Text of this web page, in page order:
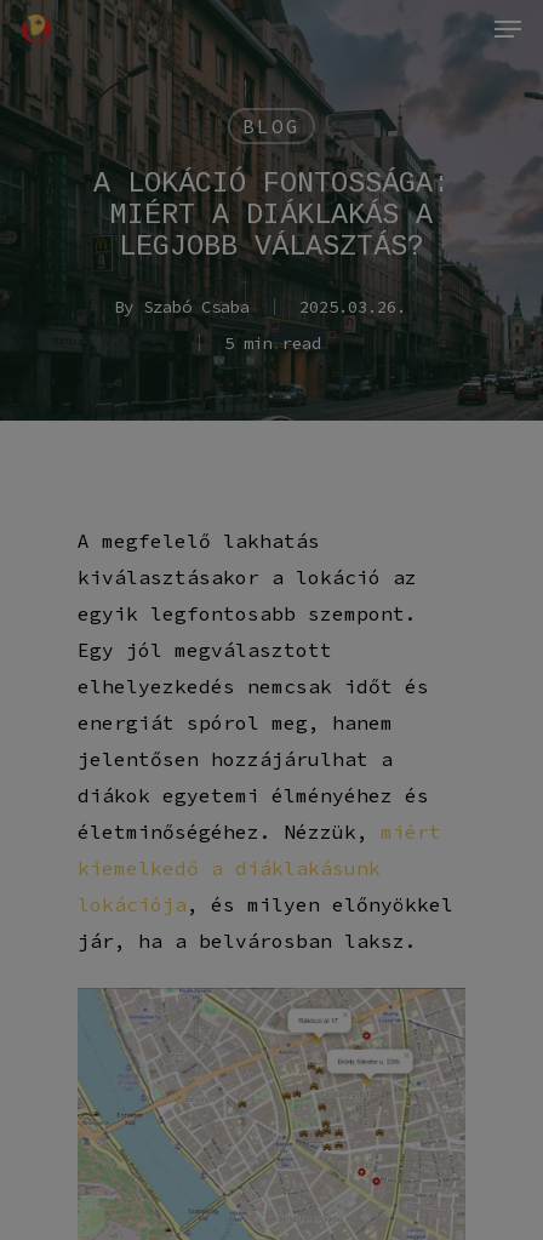
Skip
to
main
content
BLOG
A LOKÁCIÓ FONTOSSÁGA:
MIÉRT A DIÁKLAKÁS A
LEGJOBB VÁLASZTÁS?
By Szabó Csaba
2025.03.26.
5 min read
A megfelelő lakhatás
kiválasztásakor a lokáció az
egyik legfontosabb szempont.
Egy jól megválasztott
elhelyezkedés nemcsak időt és
energiát spórol meg, hanem
jelentősen hozzájárulhat a
diákok egyetemi élményéhez és
életminőségéhez. Nézzük, miért
kiemelkedő a diáklakásunk
lokációja , és milyen előnyökkel
jár, ha a belvárosban laksz.